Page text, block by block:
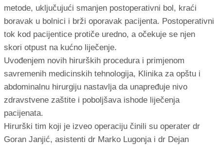
metode, uključujući smanjen postoperativni bol, kraći
boravak u bolnici i brži oporavak pacijenta. Postoperativni
tok kod pacijentice protiče uredno, a očekuje se njen
skori otpust na kućno liječenje.
Uvođenjem novih hirurških procedura i primjenom
savremenih medicinskih tehnologija, Klinika za opštu i
abdominalnu hirurgiju nastavlja da unapređuje nivo
zdravstvene zaštite i poboljšava ishode liječenja
pacijenata.
Hirurški tim koji je izveo operaciju činili su operater dr
Goran Janjić, asistenti dr Marko Lugonja i dr Dejan